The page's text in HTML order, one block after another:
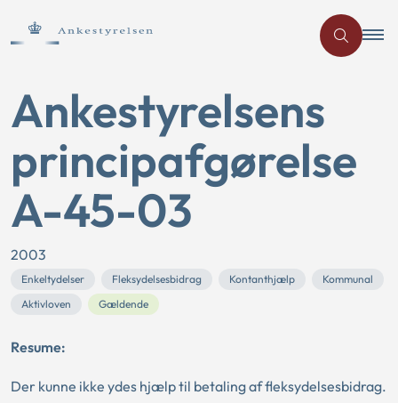
Ankestyrelsens
principafgørelse
A-45-03
2003
Enkeltydelser Fleksydelsesbidrag Kontanthjælp
Kommunal
Aktivloven
Gældende
Resume:
Der kunne ikke ydes hjælp til betaling af fleksydelsesbidrag.